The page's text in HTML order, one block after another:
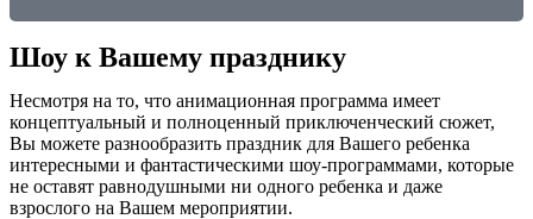
Шоу к Вашему празднику
Несмотря на то, что анимационная программа имеет
концептуальный и полноценный приключенческий сюжет,
Вы можете разнообразить праздник для Вашего ребенка
интересными и фантастическими шоу-программами, которые
не оставят равнодушными ни одного ребенка и даже
взрослого на Вашем мероприятии.